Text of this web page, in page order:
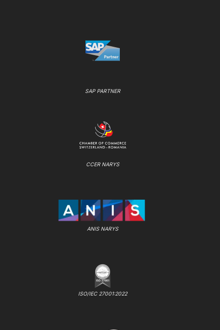
SAP PARTNER
CCER NARYS
ANIS NARYS
ISO/IEC 27001:2022